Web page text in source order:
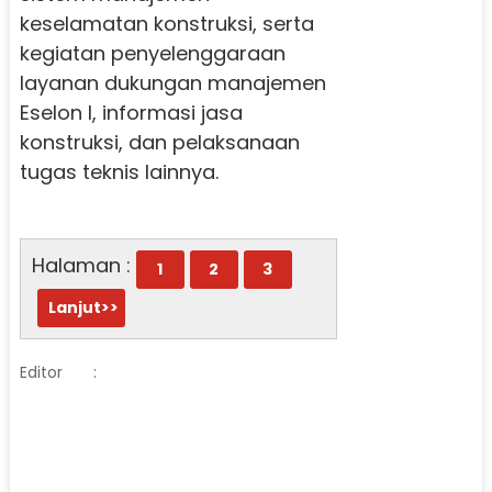
keselamatan konstruksi, serta
kegiatan penyelenggaraan
layanan dukungan manajemen
Eselon I, informasi jasa
konstruksi, dan pelaksanaan
tugas teknis lainnya.
Halaman : 1 2
3
Lanjut>>
Editor :